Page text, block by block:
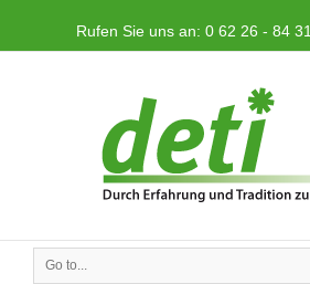
Rufen Sie uns an: 0 62 26 - 84 31
Go to...